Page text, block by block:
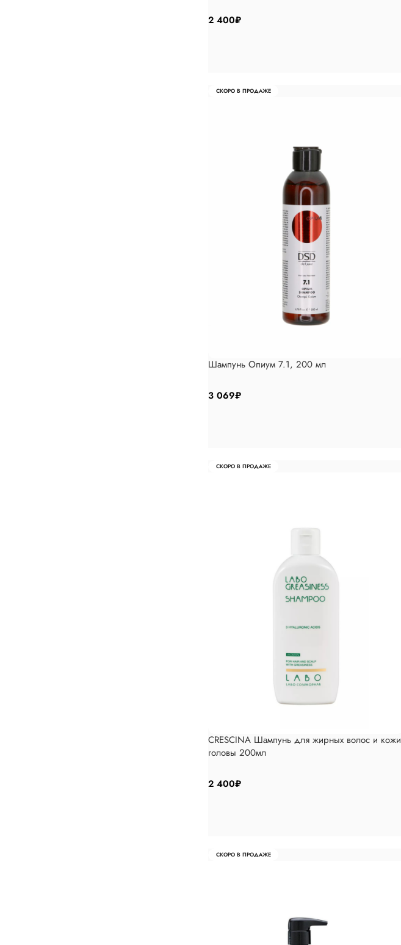
2 400₽
СКОРО В ПРОДАЖЕ
Шампунь Опиум 7.1, 200 мл
3 069₽
СКОРО В ПРОДАЖЕ
CRESCINA Шампунь для жирных волос и кожи
головы 200мл
2 400₽
СКОРО В ПРОДАЖЕ